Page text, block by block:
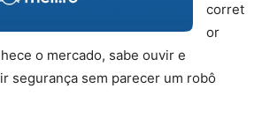
corret
or
o mercado, sabe ouvir e
segurança sem parecer um robô